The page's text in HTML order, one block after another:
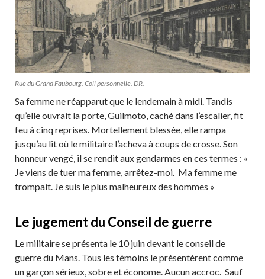
Rue du Grand Faubourg. Coll personnelle. DR.
Sa femme ne réapparut que le lendemain à midi. Tandis
qu’elle ouvrait la porte, Guilmoto, caché dans l’escalier, fit
feu à cinq reprises. Mortellement blessée, elle rampa
jusqu’au lit où le militaire l’acheva à coups de crosse. Son
honneur vengé, il se rendit aux gendarmes en ces termes : «
Je viens de tuer ma femme, arrêtez-moi. Ma femme me
trompait. Je suis le plus malheureux des hommes »
Le jugement du Conseil de guerre
Le militaire se présenta le 10 juin devant le conseil de
guerre du Mans. Tous les témoins le présentèrent comme
un garçon sérieux, sobre et économe. Aucun accroc. Sauf